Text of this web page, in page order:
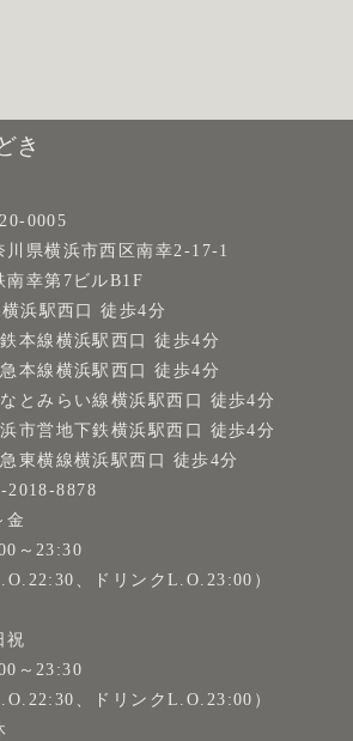
き
0005
川県横浜市西区南幸2-17-1
南幸第7ビルB1F
横浜駅西口 徒歩4分
本線横浜駅西口 徒歩4分
本線横浜駅西口 徒歩4分
とみらい線横浜駅西口 徒歩4分
市営地下鉄横浜駅西口 徒歩4分
東横線横浜駅西口 徒歩4分
2018-8878
金
～23:30
、ドリンクL.O.23:00）
祝
～23:30
、ドリンクL.O.23:00）